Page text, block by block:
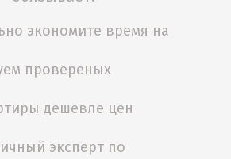
экономите время на
провереных
дешевле цен
эксперт по